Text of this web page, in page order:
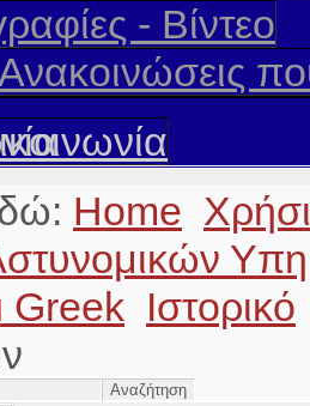
- Βίντεο
Home
Greek Ιστορικό